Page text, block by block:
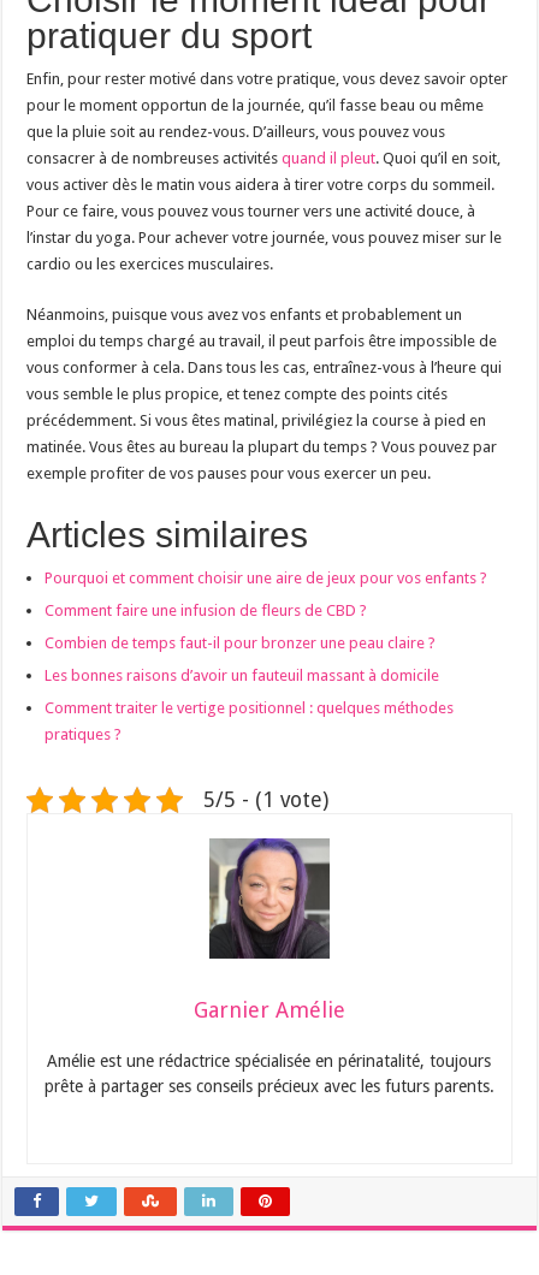
pratiquer du sport
Enfin, pour rester motivé dans votre pratique, vous devez savoir opter
pour le moment opportun de la journée, qu’il fasse beau ou même
que la pluie soit au rendez-vous. D’ailleurs, vous pouvez vous
consacrer à de nombreuses activitésquand il pleut. Quoi qu’il en soit,
vous activer dès le matin vous aidera à tirer votre corps du sommeil.
Pour ce faire, vous pouvez vous tourner vers une activité douce, à
l’instar du yoga. Pour achever votre journée, vous pouvez miser sur le
cardio ou les exercices musculaires.
Néanmoins, puisque vous avez vos enfants et probablement un
emploi du temps chargé au travail, il peut parfois être impossible de
vous conformer à cela. Dans tous les cas, entraînez-vous à l’heure qui
vous semble le plus propice, et tenez compte des points cités
précédemment. Si vous êtes matinal, privilégiez la course à pied en
matinée. Vous êtes au bureau la plupart du temps ? Vous pouvez par
exemple profiter de vos pauses pour vous exercer un peu.
Articles similaires
Pourquoi et comment choisir une aire de jeux pour vos enfants ?
Comment faire une infusion de fleurs de CBD ?
Combien de temps faut-il pour bronzer une peau claire ?
Les bonnes raisons d’avoir un fauteuil massant à domicile
Comment traiter le vertige positionnel : quelques méthodes
pratiques ?
5/5 - (1 vote)
Garnier Amélie
Amélie est une rédactrice spécialisée en périnatalité, toujours
prête à partager ses conseils précieux avec les futurs parents.